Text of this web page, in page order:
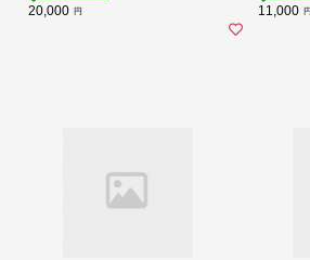
20,000 円 11,000 円